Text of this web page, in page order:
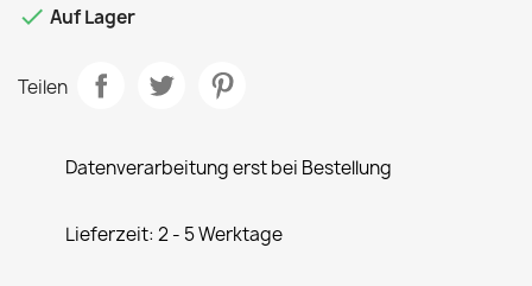
 Auf Lager
Teilen
Datenverarbeitung erst bei Bestellung
Lieferzeit: 2 - 5 Werktage